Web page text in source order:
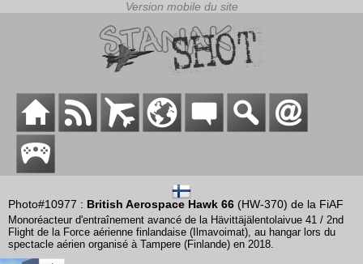
Photo#10977 : British Aerospace Hawk 66 (HW-370) de la FiAF
Monoréacteur d'entraînement avancé de la Hävittäjälentolaivue 41 / 2nd
Flight de la Force aérienne finlandaise (Ilmavoimat), au hangar lors du
spectacle aérien organisé à Tampere (Finlande) en 2018.